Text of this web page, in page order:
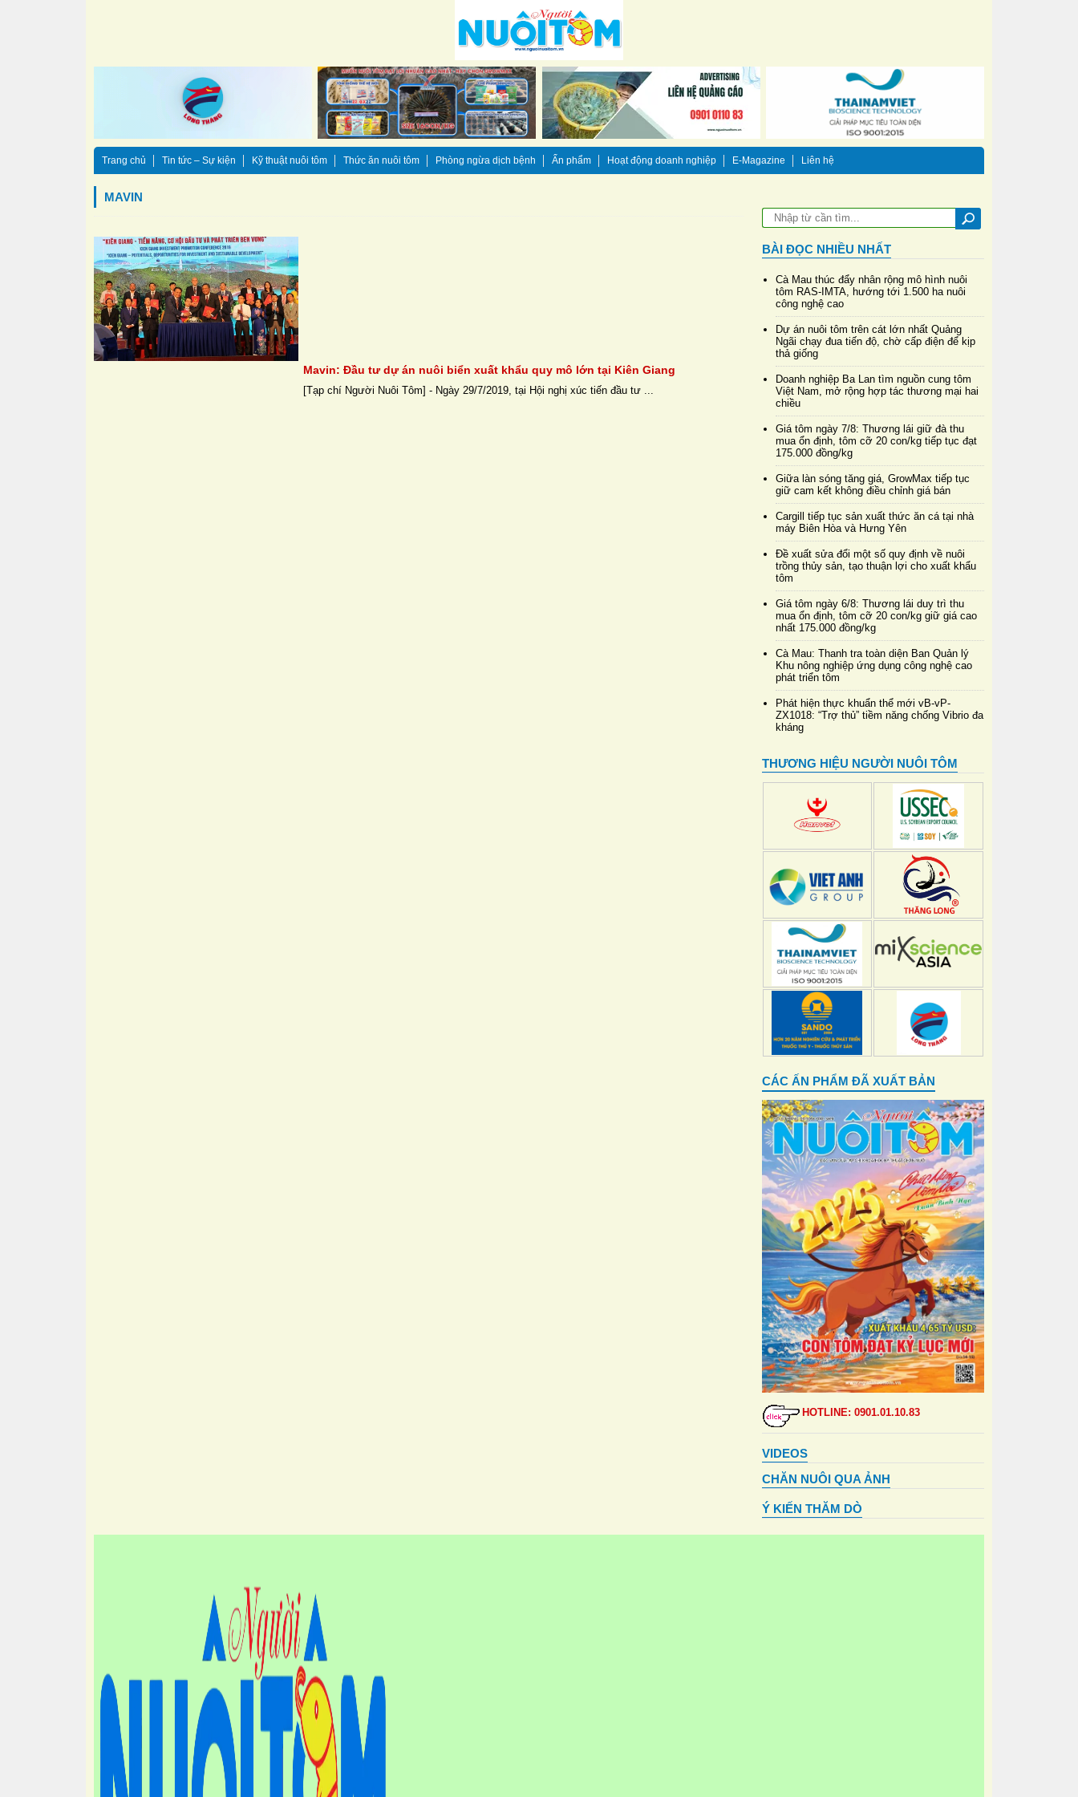
Trang chủ Tin tức – Sự kiện Kỹ thuật nuôi tôm Thức ăn nuôi tôm Phòng ngừa dịch bệnh Ấn phẩm Hoạt động doanh nghiệp E-Magazine Liên hệ
MAVIN
Mavin: Đầu tư dự án nuôi biển xuất khẩu quy mô lớn tại Kiên Giang
[Tạp chí Người Nuôi Tôm] - Ngày 29/7/2019, tại Hội nghị xúc tiến đầu tư ...
BÀI ĐỌC NHIỀU NHẤT
Cà Mau thúc đẩy nhân rộng mô hình nuôi
tôm RAS-IMTA, hướng tới 1.500 ha nuôi
công nghệ cao
Dự án nuôi tôm trên cát lớn nhất Quảng
Ngãi chạy đua tiến độ, chờ cấp điện để kịp
thả giống
Doanh nghiệp Ba Lan tìm nguồn cung tôm
Việt Nam, mở rộng hợp tác thương mại hai
chiều
Giá tôm ngày 7/8: Thương lái giữ đà thu
mua ổn định, tôm cỡ 20 con/kg tiếp tục đạt
175.000 đồng/kg
Giữa làn sóng tăng giá, GrowMax tiếp tục
giữ cam kết không điều chỉnh giá bán
Cargill tiếp tục sản xuất thức ăn cá tại nhà
máy Biên Hòa và Hưng Yên
Đề xuất sửa đổi một số quy định về nuôi
trồng thủy sản, tạo thuận lợi cho xuất khẩu
tôm
Giá tôm ngày 6/8: Thương lái duy trì thu
mua ổn định, tôm cỡ 20 con/kg giữ giá cao
nhất 175.000 đồng/kg
Cà Mau: Thanh tra toàn diện Ban Quản lý
Khu nông nghiệp ứng dụng công nghệ cao
phát triển tôm
Phát hiện thực khuẩn thể mới vB-vP-
ZX1018: “Trợ thủ” tiềm năng chống Vibrio đa
kháng
THƯƠNG HIỆU NGƯỜI NUÔI TÔM
CÁC ẤN PHẨM ĐÃ XUẤT BẢN
HOTLINE: 0901.01.10.83
HOTLINE: 0901.01.10.83
VIDEOS
CHĂN NUÔI QUA ẢNH
Ý KIẾN THĂM DÒ